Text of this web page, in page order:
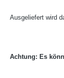
Ausgeliefert wird
Achtung: Es